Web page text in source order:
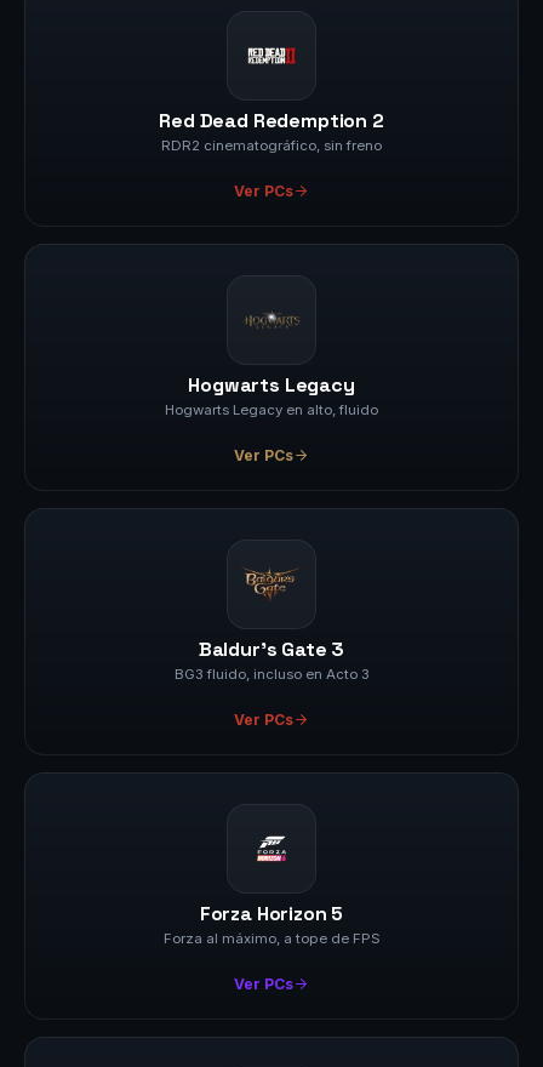
Red Dead Redemption 2
RDR2 cinematográfico, sin freno
Ver PCs
Hogwarts Legacy
Hogwarts Legacy en alto, fluido
Ver PCs
Baldur's Gate 3
BG3 fluido, incluso en Acto 3
Ver PCs
Forza Horizon 5
Forza al máximo, a tope de FPS
Ver PCs